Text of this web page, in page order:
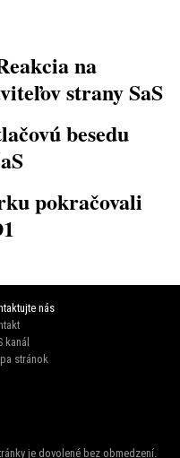
na
strany SaS
besedu
pokračovali
nás
kanál
stránok
je dovolené bez obmedzení.